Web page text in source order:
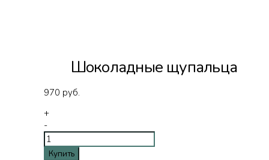
Шоколадные щупальца
970 руб.
+
-
Купить